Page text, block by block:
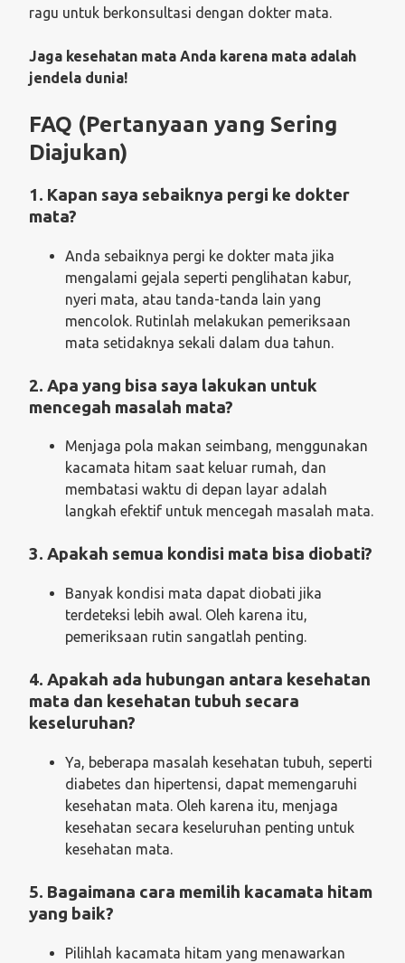
ragu untuk berkonsultasi dengan dokter mata.
Jaga kesehatan mata Anda karena mata adalah
jendela dunia!
FAQ (Pertanyaan yang Sering
Diajukan)
1. Kapan saya sebaiknya pergi ke dokter
mata?
Anda sebaiknya pergi ke dokter mata jika
mengalami gejala seperti penglihatan kabur,
nyeri mata, atau tanda-tanda lain yang
mencolok. Rutinlah melakukan pemeriksaan
mata setidaknya sekali dalam dua tahun.
2. Apa yang bisa saya lakukan untuk
mencegah masalah mata?
Menjaga pola makan seimbang, menggunakan
kacamata hitam saat keluar rumah, dan
membatasi waktu di depan layar adalah
langkah efektif untuk mencegah masalah mata.
3. Apakah semua kondisi mata bisa diobati?
Banyak kondisi mata dapat diobati jika
terdeteksi lebih awal. Oleh karena itu,
pemeriksaan rutin sangatlah penting.
4. Apakah ada hubungan antara kesehatan
mata dan kesehatan tubuh secara
keseluruhan?
Ya, beberapa masalah kesehatan tubuh, seperti
diabetes dan hipertensi, dapat memengaruhi
kesehatan mata. Oleh karena itu, menjaga
kesehatan secara keseluruhan penting untuk
kesehatan mata.
5. Bagaimana cara memilih kacamata hitam
yang baik?
Pilihlah kacamata hitam yang menawarkan